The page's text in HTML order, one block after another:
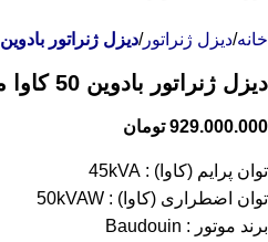
خانه دیزل ژنراتور دیزل ژنراتور بادوین
دیزل ژنراتور بادوین 50 کاوا مدل 4M06G50/5
929.000.000 تومان
توان پرایم (کاوا) : 45kVA
توان اضطراری (کاوا) : 50kVAW
برند موتور : Baudouin